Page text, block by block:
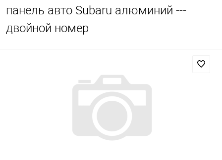
панель авто Subaru алюминий ---
двойной номер